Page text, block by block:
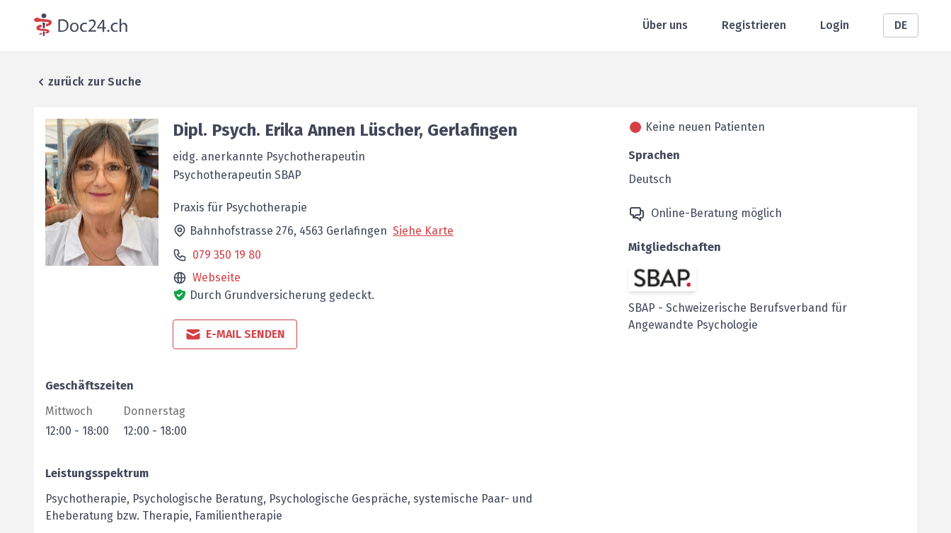
Über uns Registrieren Login DE
zurück zur Suche
Dipl. Psych. Erika Annen Lüscher, Gerlafingen
eidg. anerkannte Psychotherapeutin
Psychotherapeutin SBAP
Praxis für Psychotherapie
Bahnhofstrasse 276, 4563 Gerlafingen Siehe Karte
079 350 19 80
Webseite
Durch Grundversicherung gedeckt.
E-MAIL SENDEN
Geschäftszeiten
Mittwoch
12:00 - 18:00
Donnerstag
12:00 - 18:00
Leistungsspektrum
Psychotherapie, Psychologische Beratung, Psychologische Gespräche, systemische Paar- und
Eheberatung bzw. Therapie, Familientherapie
Keine neuen Patienten
Sprachen
Deutsch
Online-Beratung möglich
Mitgliedschaften
SBAP - Schweizerische Berufsverband für
Angewandte Psychologie